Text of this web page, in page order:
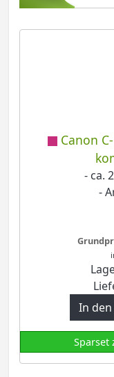
Canon
- ca.
-
In
Sparset